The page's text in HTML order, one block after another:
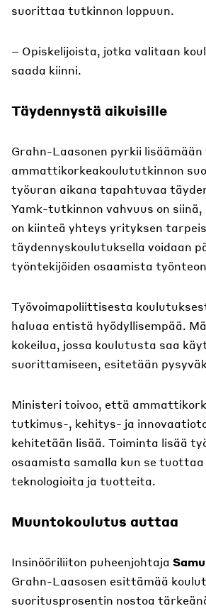
suorittaa tutkinnon loppuun.
– Opiskelijoista, jotka valitaan
saada kiinni.
Täydennystä aikuisille
Grahn-Laasonen pyrkii lisäämään
ammattikorkeakoulututkinnon
työuran aikana tapahtuvaa
Yamk-tutkinnon vahvuus on
on kiinteä yhteys yrityksen
täydennyskoulutuksella voidaan
työntekijöiden osaamista
Työvoimapoliittisesta
haluaa entistä hyödyllisempää.
kokeilua, jossa koulutusta saa
suorittamiseen, esitetään
Ministeri toivoo, että
tutkimus-, kehitys- ja
kehitetään lisää. Toiminta lisää
osaamista samalla kun se
teknologioita ja tuotteita.
Muuntokoulutus auttaa
Insinööriliiton puheenjohtaja
Grahn-Laasosen esittämää
suoritusprosentin nostoa